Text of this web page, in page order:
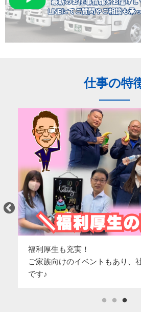
仕事の特
福利厚生も充実！
ご家族向けのイベントもあり、
です♪